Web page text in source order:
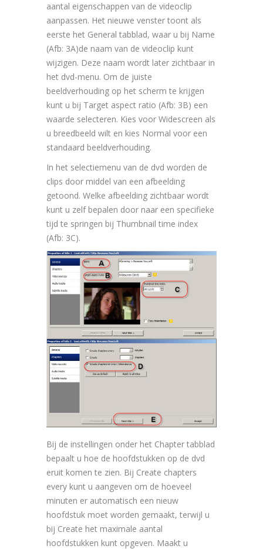
aantal eigenschappen van de videoclip
aanpassen. Het nieuwe venster toont als
eerste het General tabblad, waar u bij Name
(Afb: 3A)de naam van de videoclip kunt
wijzigen. Deze naam wordt later zichtbaar in
het dvd-menu. Om de juiste
beeldverhouding op het scherm te krijgen
kunt u bij Target aspect ratio (Afb: 3B) een
waarde selecteren. Kies voor Widescreen als
u breedbeeld wilt en kies Normal voor een
standaard beeldverhouding.
In het selectiemenu van de dvd worden de
clips door middel van een afbeelding
getoond. Welke afbeelding zichtbaar wordt
kunt u zelf bepalen door naar een specifieke
tijd te springen bij Thumbnail time index
(Afb: 3C).
Bij de instellingen onder het Chapter tabblad
bepaalt u hoe de hoofdstukken op de dvd
eruit komen te zien. Bij Create chapters
every kunt u aangeven om de hoeveel
minuten er automatisch een nieuw
hoofdstuk moet worden gemaakt, terwijl u
bij Create het maximale aantal
hoofdstukken kunt opgeven. Maakt u